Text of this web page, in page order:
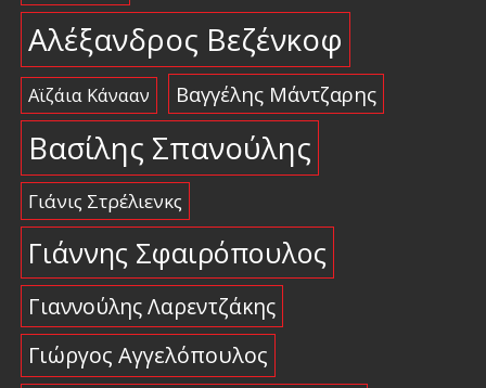
Αλέξανδρος Βεζένκοφ
Αϊζάια Κάνααν Βαγγέλης Μάντζαρης
Βασίλης Σπανούλης
Γιάνις Στρέλιενκς
Γιάννης Σφαιρόπουλος
Γιαννούλης Λαρεντζάκης
Γιώργος Αγγελόπουλος